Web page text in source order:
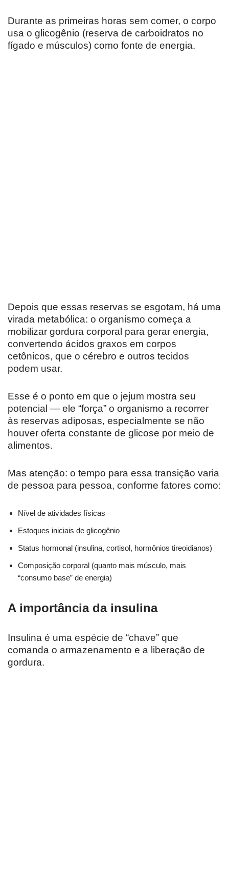
Durante as primeiras horas sem comer, o corpo
usa o glicogênio (reserva de carboidratos no
fígado e músculos) como fonte de energia.
Depois que essas reservas se esgotam, há uma
virada metabólica: o organismo começa a
mobilizar gordura corporal para gerar energia,
convertendo ácidos graxos em corpos
cetônicos, que o cérebro e outros tecidos
podem usar.
Esse é o ponto em que o jejum mostra seu
potencial — ele “força” o organismo a recorrer
às reservas adiposas, especialmente se não
houver oferta constante de glicose por meio de
alimentos.
Mas atenção: o tempo para essa transição varia
de pessoa para pessoa, conforme fatores como:
Nível de atividades físicas
Estoques iniciais de glicogênio
Status hormonal (insulina, cortisol, hormônios tireoidianos)
Composição corporal (quanto mais músculo, mais
“consumo base” de energia)
A importância da insulina
Insulina é uma espécie de “chave” que
comanda o armazenamento e a liberação de
gordura.